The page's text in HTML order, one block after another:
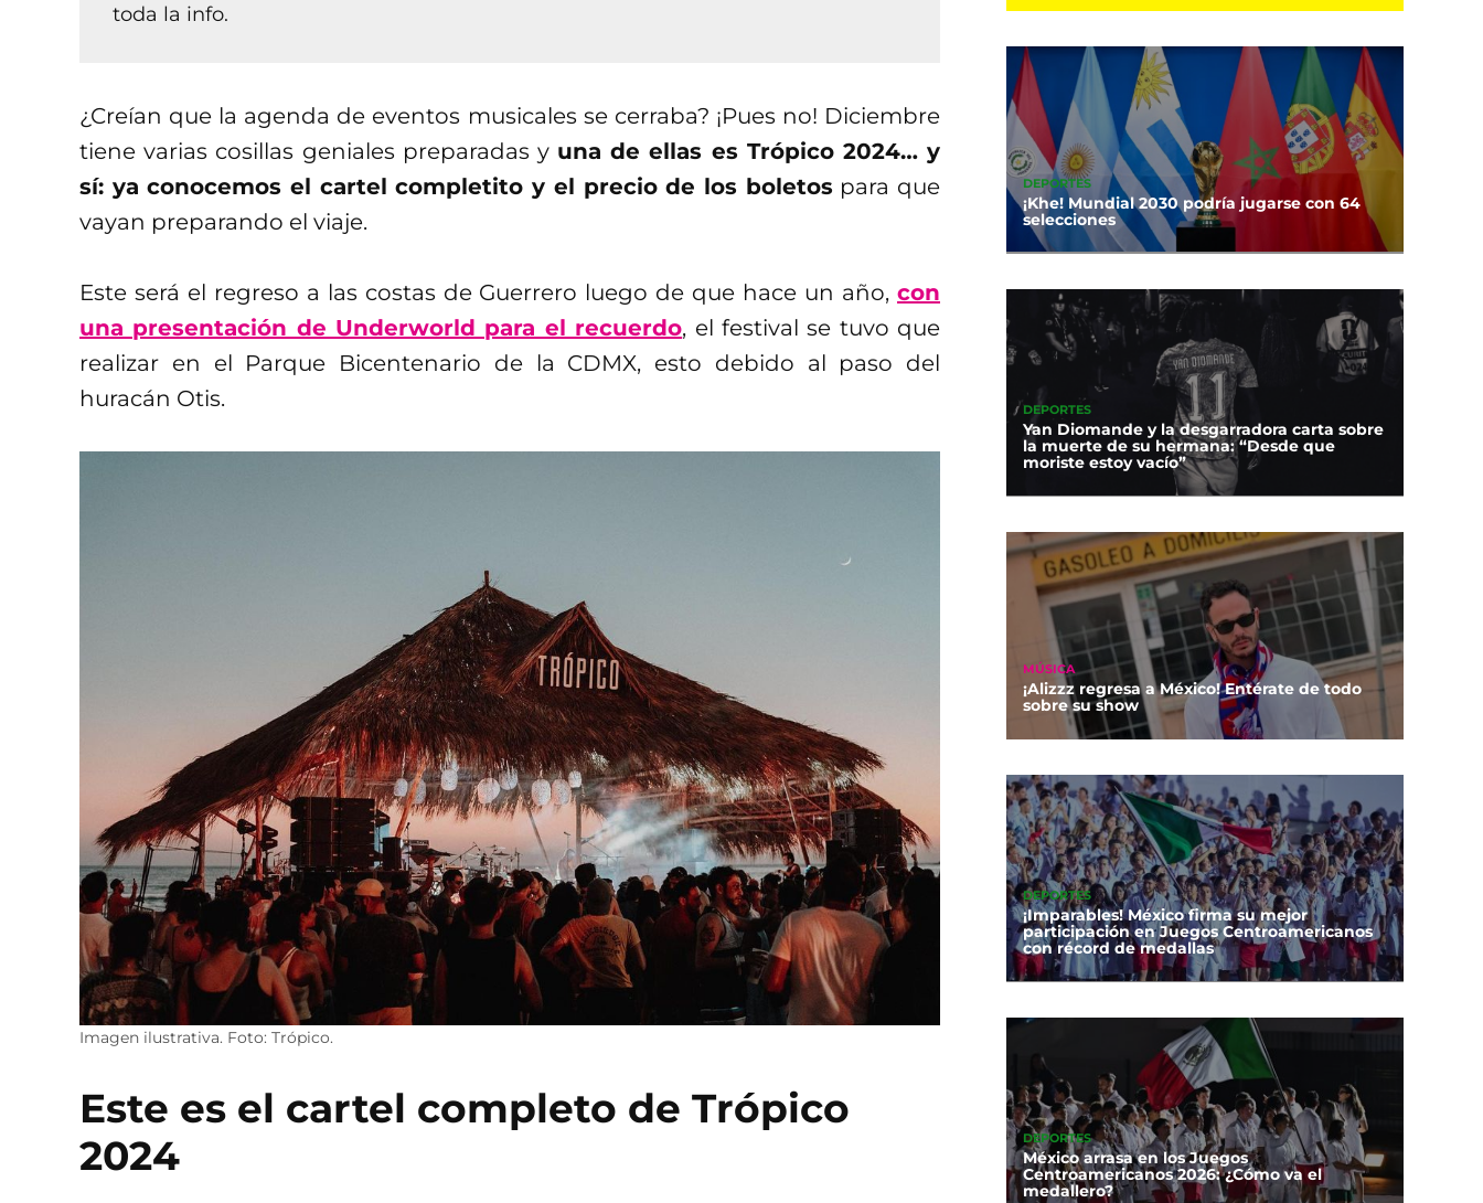
toda la info.
¿Creían que la agenda de eventos musicales se cerraba? ¡Pues no! Diciembre
tiene varias cosillas geniales preparadas y una de ellas es Trópico 2024… y
sí: ya conocemos el cartel completito y el precio de los boletospara que
vayan preparando el viaje.
Este será el regreso a las costas de Guerrero luego de que hace un año, con
una presentación de Underworld para el recuerdo, el festival se tuvo que
realizar en el Parque Bicentenario de la CDMX, esto debido al paso del
huracán Otis.
Imagen ilustrativa. Foto: Trópico.
Este es el cartel completo de Trópico
2024
DEPORTES
¡Khe! Mundial 2030 podría jugarse con 64
selecciones
DEPORTES
Yan Diomande y la desgarradora carta sobre
la muerte de su hermana: “Desde que
moriste estoy vacío”
MÚSICA
¡Alizzz regresa a México! Entérate de todo
sobre su show
DEPORTES
¡Imparables! México firma su mejor
participación en Juegos Centroamericanos
con récord de medallas
DEPORTES
México arrasa en los Juegos
Centroamericanos 2026: ¿Cómo va el
medallero?